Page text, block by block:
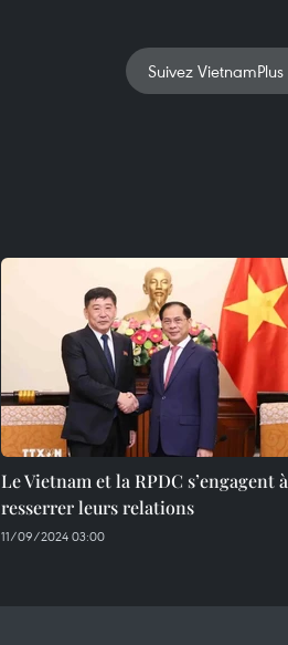
Suivez VietnamPlus
Le Vietnam et la RPDC s’engagent à
resserrer leurs relations
11/09/2024 03:00